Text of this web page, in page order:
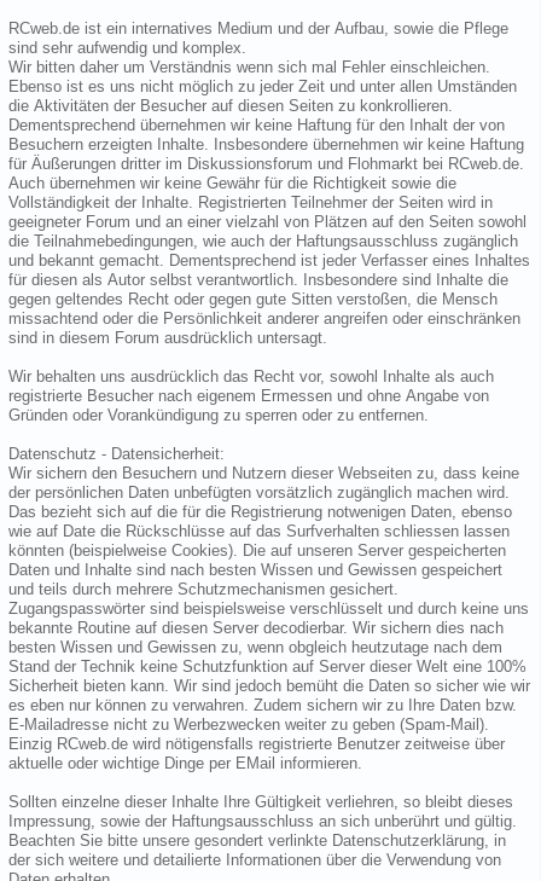
RCweb.de ist ein internatives Medium und der Aufbau, sowie die Pflege
sind sehr aufwendig und komplex.
Wir bitten daher um Verständnis wenn sich mal Fehler einschleichen.
Ebenso ist es uns nicht möglich zu jeder Zeit und unter allen Umständen
die Aktivitäten der Besucher auf diesen Seiten zu konkrollieren.
Dementsprechend übernehmen wir keine Haftung für den Inhalt der von
Besuchern erzeigten Inhalte. Insbesondere übernehmen wir keine Haftung
für Äußerungen dritter im Diskussionsforum und Flohmarkt bei RCweb.de.
Auch übernehmen wir keine Gewähr für die Richtigkeit sowie die
Vollständigkeit der Inhalte. Registrierten Teilnehmer der Seiten wird in
geeigneter Forum und an einer vielzahl von Plätzen auf den Seiten sowohl
die Teilnahmebedingungen, wie auch der Haftungsausschluss zugänglich
und bekannt gemacht. Dementsprechend ist jeder Verfasser eines Inhaltes
für diesen als Autor selbst verantwortlich. Insbesondere sind Inhalte die
gegen geltendes Recht oder gegen gute Sitten verstoßen, die Mensch
missachtend oder die Persönlichkeit anderer angreifen oder einschränken
sind in diesem Forum ausdrücklich untersagt.
Wir behalten uns ausdrücklich das Recht vor, sowohl Inhalte als auch
registrierte Besucher nach eigenem Ermessen und ohne Angabe von
Gründen oder Vorankündigung zu sperren oder zu entfernen.
Datenschutz - Datensicherheit:
Wir sichern den Besuchern und Nutzern dieser Webseiten zu, dass keine
der persönlichen Daten unbefügten vorsätzlich zugänglich machen wird.
Das bezieht sich auf die für die Registrierung notwenigen Daten, ebenso
wie auf Date die Rückschlüsse auf das Surfverhalten schliessen lassen
könnten (beispielweise Cookies). Die auf unseren Server gespeicherten
Daten und Inhalte sind nach besten Wissen und Gewissen gespeichert
und teils durch mehrere Schutzmechanismen gesichert.
Zugangspasswörter sind beispielsweise verschlüsselt und durch keine uns
bekannte Routine auf diesen Server decodierbar. Wir sichern dies nach
besten Wissen und Gewissen zu, wenn obgleich heutzutage nach dem
Stand der Technik keine Schutzfunktion auf Server dieser Welt eine 100%
Sicherheit bieten kann. Wir sind jedoch bemüht die Daten so sicher wie wir
es eben nur können zu verwahren. Zudem sichern wir zu Ihre Daten bzw.
E-Mailadresse nicht zu Werbezwecken weiter zu geben (Spam-Mail).
Einzig RCweb.de wird nötigensfalls registrierte Benutzer zeitweise über
aktuelle oder wichtige Dinge per EMail informieren.
Sollten einzelne dieser Inhalte Ihre Gültigkeit verliehren, so bleibt dieses
Impressung, sowie der Haftungsausschluss an sich unberührt und gültig.
Beachten Sie bitte unsere gesondert verlinkte Datenschutzerklärung, in
der sich weitere und detailierte Informationen über die Verwendung von